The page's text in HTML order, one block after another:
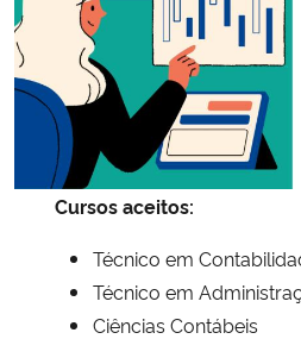
Ministério da Mulher, da Família e dos
Secretaria-Geral
Secretaria de Governo
Advocacia-Geral da União
Cursos aceitos:
Técnico em
Técnico em
Ciências Contábeis